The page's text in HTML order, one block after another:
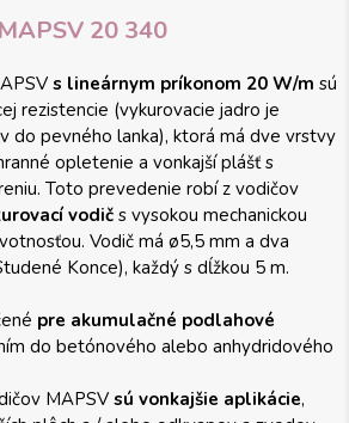
MAPSV 20 340
s lineárnym príkonom 20 W/m sú
rezistencie (vykurovacie jadro je
do pevného lanka), ktorá má dve vrstvy
opletenie a vonkajší plášť s
Toto prevedenie robí z vodičov
vodič s vysokou mechanickou
Vodič má ø5,5 mm a dva
Konce), každý s dĺžkou 5 m.
pre akumulačné podlahové
do betónového alebo anhydridového
MAPSV sú vonkajšie aplikácie,